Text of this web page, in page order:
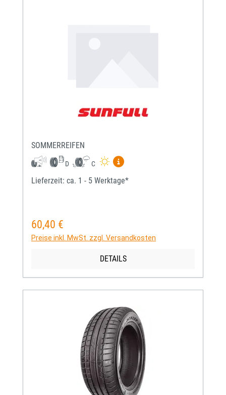
SOMMERREIFEN
D C
Mehr Informationen zum EU-
Lieferzeit: ca. 1 - 5 Werktage*
Regulärer Preis:
60,40 €
Preise inkl. MwSt. zzgl. Versandkosten
DETAILS